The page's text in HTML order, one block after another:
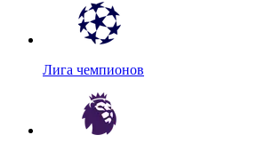
Лига чемпионов